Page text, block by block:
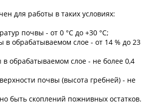
для работы в таких условиях:
почвы - от 0 °С до +30 °С;
в обрабатываемом слое - от 14 % до 23
в обрабатываемом слое - не более 0,4
почвы (высота гребней) - не
быть скоплений пожнивных остатков.